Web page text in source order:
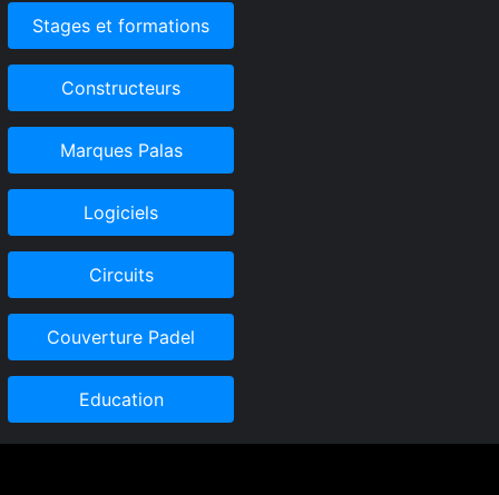
Stages et formations
Constructeurs
Marques Palas
Logiciels
Circuits
Couverture Padel
Education